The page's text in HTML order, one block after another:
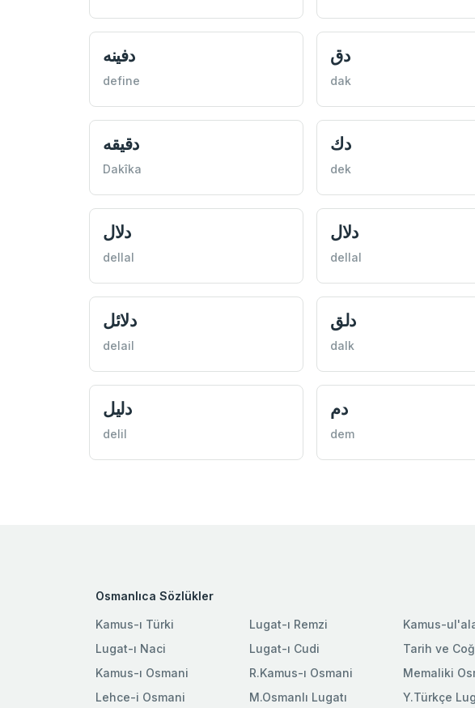
دفينه
define
دق
dak
دقيقه
Dakîka
دك
dek
دلال
dellal
دلال
dellal
دلائل
delail
دلق
dalk
دليل
delil
دم
dem
Osmanlıca Sözlükler
Kamus-ı Türki
Lugat-ı Naci
Kamus-ı Osmani
Lehce-i Osmani
Lugat-ı Remzi
Lugat-ı Cudi
R.Kamus-ı Osmani
M.Osmanlı Lugatı
Kamus-
Tarih ve
Memaliki
Y.Türkçe